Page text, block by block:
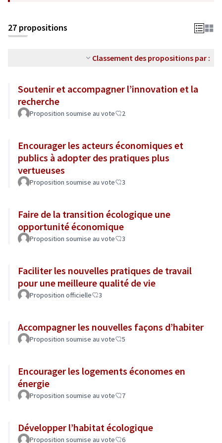
27 propositions
Classement des propositions par :
Soutenir et accompagner l’innovation et la
recherche
Proposition soumise au vote 2
Encourager les acteurs économiques et
publics à adopter des pratiques plus
vertueuses
Proposition soumise au vote 3
Faire de la transition écologique une
opportunité économique
Proposition soumise au vote 3
Faciliter les nouvelles pratiques de travail
pour une meilleure qualité de vie
Proposition officielle 3
Accompagner les nouvelles façons d’habiter
Proposition soumise au vote 5
Encourager les logements économes en
énergie
Proposition soumise au vote 7
Développer l’habitat écologique
Proposition soumise au vote 6